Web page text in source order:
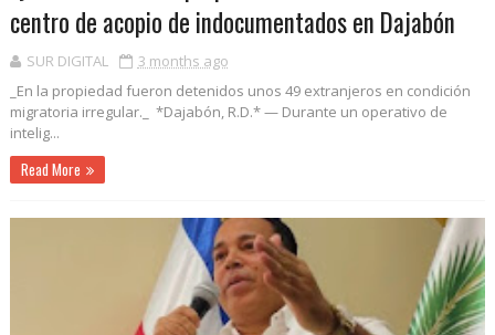
centro de acopio de indocumentados en Dajabón
SUR DIGITAL
3 months ago
_En la propiedad fueron detenidos unos 49 extranjeros en condición
migratoria irregular._ *Dajabón, R.D.* — Durante un operativo de
intelig...
Read More